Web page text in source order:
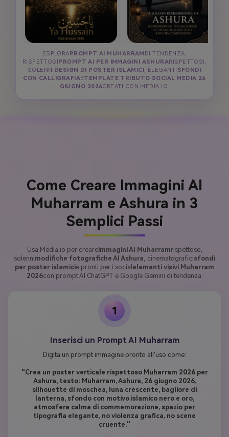
ESPLORAPROMPT AI MUHARRAM DI TENDENZA,
RISPETTOSIPROMPT AI PER IMMAGINI ASHURARISPETTOSI,
SOLENNI DESIGN DI POSTER ISLAMICI, ELEGANTI SFONDI
CON CALLIGRAFIAETEMPLATE TRIBUTO SOCIAL MEDIA 26
GIUGNO 2026CREATI CON MEDIA.IO.
Come Creare Immagini AI
Muharram e Ashura in 3
Semplici Passi
Usa Media.io per creareimmagini AI Muharramrispettose,
solennimodifiche fotografiche AI Ashura, cinematograficisfondi
per poster islamicie pronti per i social elementi visivi Muharram
2026con prompt AI ChatGPT e Google Gemini di tendenza.
1
Inserisci un Prompt AI Muharram
Digita un prompt immagine pronto all'uso come:
"Crea un poster verticale rispettoso Muharram 2026 per
Ashura, testo: Muharram, Ashura, 26 giugno 2026,
silhouette di moschea, luna crescente, bagliore di
lanterna, sfondo con motivo islamico nero e oro,
atmosfera calma di commemorazione, spazio per
tipografia elegante, no violenza grafica, no scene
cruente."